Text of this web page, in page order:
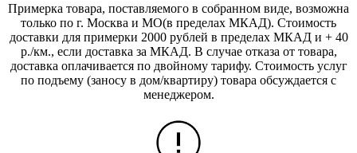
Примерка товара, поставляемого в собранном виде, возможна
только по г. Москва и МО(в пределах МКАД). Стоимость
доставки для примерки 2000 рублей в пределах МКАД и + 40
р./км., если доставка за МКАД. В случае отказа от товара,
доставка оплачивается по двойному тарифу. Стоимость услуг
по подъему (заносу в дом/квартиру) товара обсуждается с
менеджером.